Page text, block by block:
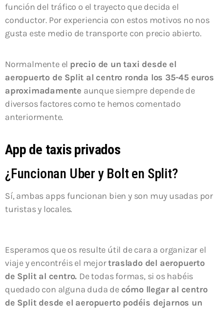
función del tráfico o el trayecto que decida el
conductor. Por experiencia con estos motivos no nos
gusta este medio de transporte con precio abierto.
Normalmente el precio de un taxi desde el
aeropuerto de Split al centro ronda los 35-45 euros
aproximadamente aunque siempre depende de
diversos factores como te hemos comentado
anteriormente.
App de taxis privados
¿Funcionan Uber y Bolt en Split?
Sí, ambas apps funcionan bien y son muy usadas por
turistas y locales.
Esperamos que os resulte útil de cara a organizar el
viaje y encontréis el mejortraslado del aeropuerto
de Split al centro. De todas formas, si os habéis
quedado con alguna duda de cómo llegar al centro
de Split desde el aeropuerto podéis dejarnos un